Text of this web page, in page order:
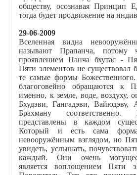
обществу, осознавая Принцип
тогда будет продвижение на
29-06-2009
Вселенная видна
называют Прапанча, потому
проявлением Панча бхутас -
Пяти элементов не
те самые формы
благоговейно обращаются к
именно, к земле, воде, воздуху,
Бхудэви, Гангадэви,
Брахману соответственно.
представлены в каждом
Который и есть сама
невооружённым взглядом, но
увидеть, услышать,
каждый. Они очень
является воплощением Пяти